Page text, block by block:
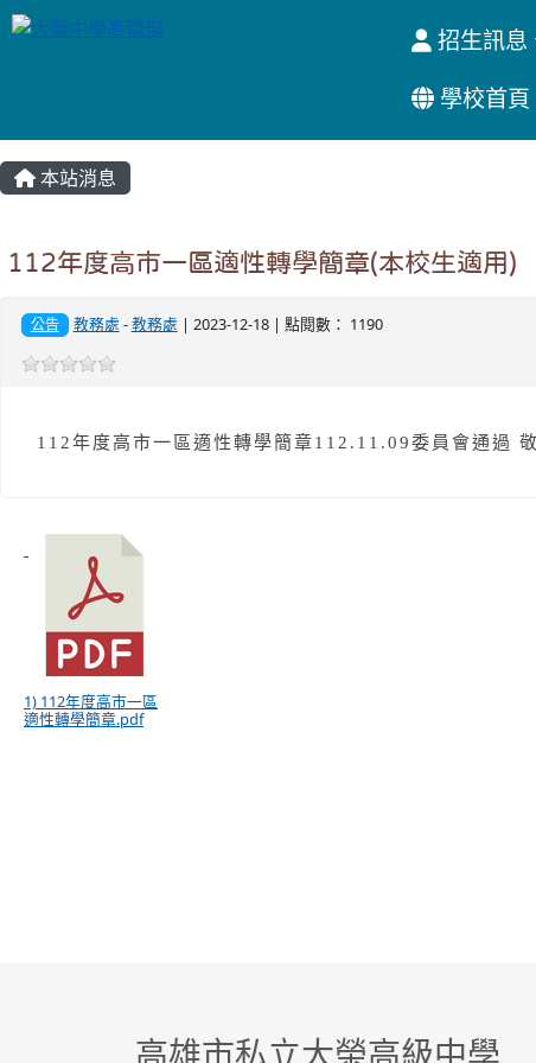
招生訊息
學校首頁
本站消息
112年度高市一區適性轉學簡章(本校生適用)
公告 教務處 -教務處 | 2023-12-18 | 點閱數： 1190
112年度高市一區適性轉學簡章112.11.09委員會通過
1) 112年度高市一區
適性轉學簡章.pdf
高雄市私立大榮高級中學